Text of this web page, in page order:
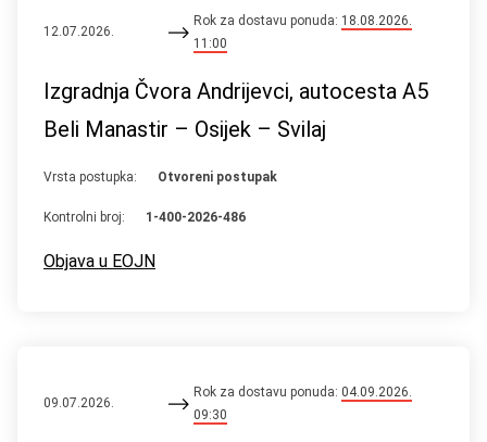
12.07.2026.
Rok za dostavu ponuda: 18.08.2026.
11:00
Izgradnja Čvora Andrijevci, autocesta A5
Beli Manastir – Osijek – Svilaj
Vrsta postupka: Otvoreni postupak
Kontrolni broj: 1-400-2026-486
Objava u EOJN
09.07.2026.
Rok za dostavu ponuda:04.09.2026.
09:30